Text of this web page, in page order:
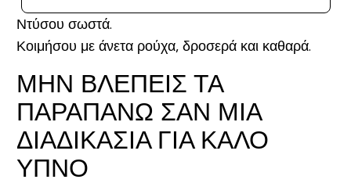
Ντύσου σωστά.
Κοιμήσου με άνετα ρούχα, δροσερά και καθαρά.
ΜΗΝ ΒΛΕΠΕΙΣ ΤΑ
ΠΑΡΑΠΑΝΩ ΣΑΝ ΜΙΑ
ΔΙΑΔΙΚΑΣΙΑ ΓΙΑ ΚΑΛΟ
ΥΠΝΟ